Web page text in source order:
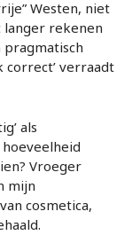
Westen, niet
langer rekenen
correct’ verraadt
als
Vroeger
mijn
cosmetica,